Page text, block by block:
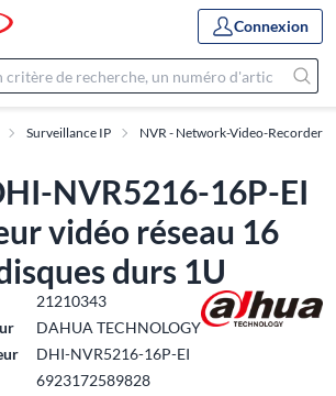
Connexion
Surveillance IP NVR - Network-Video-Recorder
NVR5216-16P-EI
vidéo réseau 16
durs 1U
21210343
DAHUA TECHNOLOGY
DHI-NVR5216-16P-EI
6923172589828